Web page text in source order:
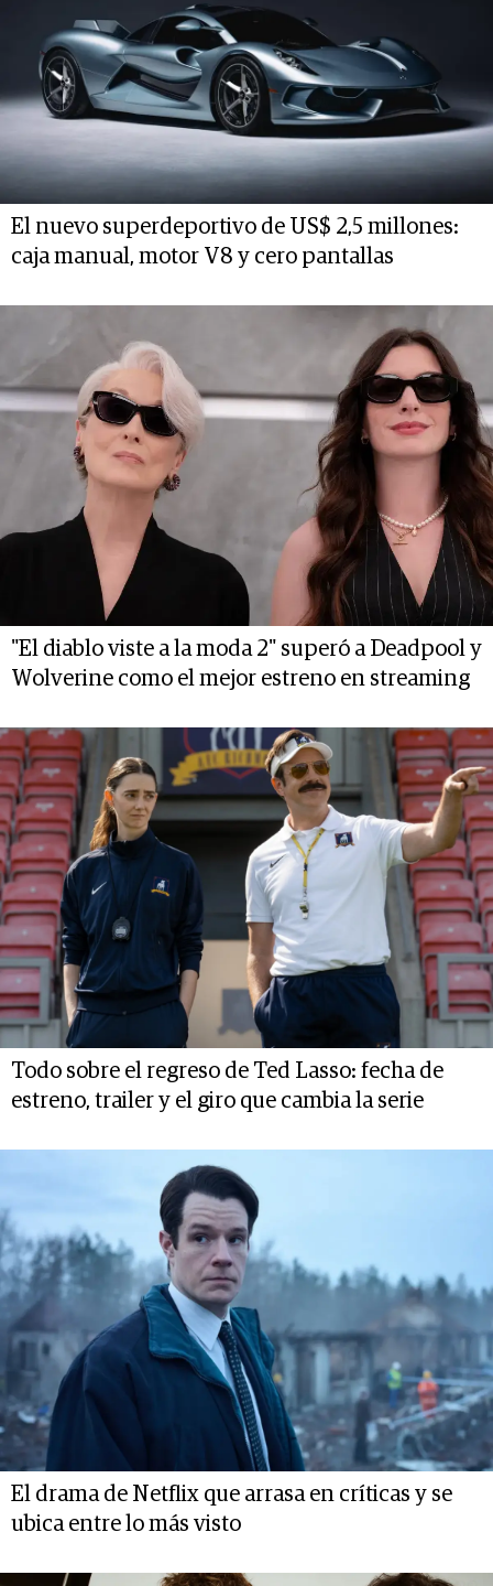
El nuevo superdeportivo de US$ 2,5 millones:
caja manual, motor V8 y cero pantallas
"El diablo viste a la moda 2" superó a Deadpool y
Wolverine como el mejor estreno en streaming
Todo sobre el regreso de Ted Lasso: fecha de
estreno, trailer y el giro que cambia la serie
El drama de Netflix que arrasa en críticas y se
ubica entre lo más visto